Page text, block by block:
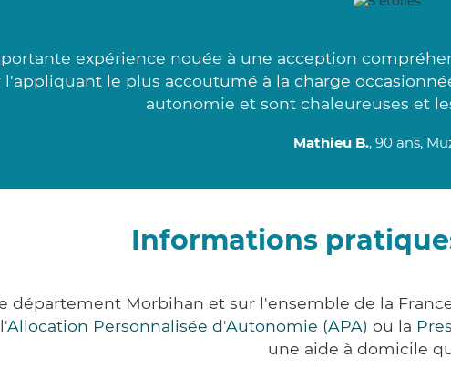
expérience nouée à une acception
l'appliquant le plus accoutumé à la charge
autonomie et sont chaleureuses et
Mathieu B., 90 ans,
Informations
département Morbihan et sur l'ensemble de la
l'Allocation Personnalisée d'Autonomie (APA) ou la
une aide à domicile